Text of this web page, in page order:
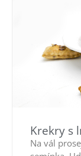
Krekry s
Na vál